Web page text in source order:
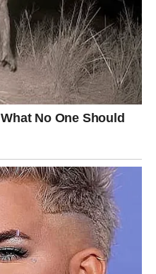
vam znači podrška
će pojačati osjećaj sreće.
se u vašem načinu